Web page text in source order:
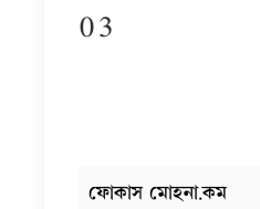
03
ফোকাস মোহনা.কম